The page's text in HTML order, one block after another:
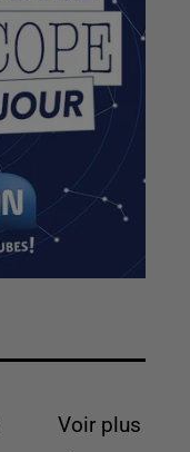
Voir plus